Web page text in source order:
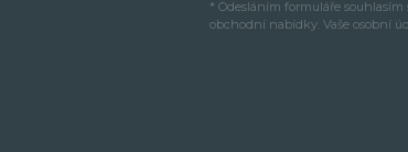
* Odesláním formuláře
obchodní nabídky. Vaše osobní